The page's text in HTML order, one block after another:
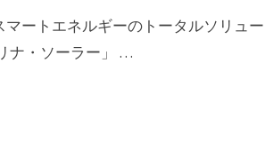
マートエネルギーのトータルソリュー
ナ・ソーラー」 …